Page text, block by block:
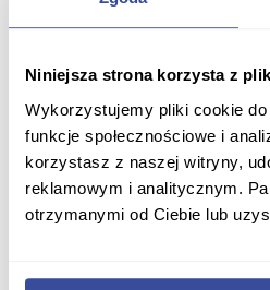
Niniejsza strona korzysta z
Wykorzystujemy pliki cookie
funkcje społecznościowe i
korzystasz z naszej witryny,
reklamowym i analitycznym.
otrzymanymi od Ciebie lub